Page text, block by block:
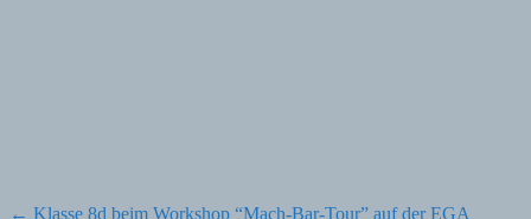
← Klasse 8d beim Workshop “Mach-Bar-Tour” auf der EGA